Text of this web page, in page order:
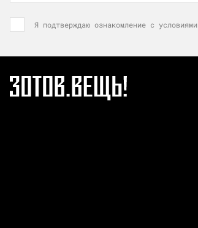
Я подтверждаю ознакомление с условиями